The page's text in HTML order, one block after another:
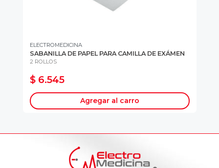
ELECTROMEDICINA
SABANILLA DE PAPEL PARA CAMILLA DE EXÁMEN
2 ROLLOS
$ 6.545
Agregar al carro